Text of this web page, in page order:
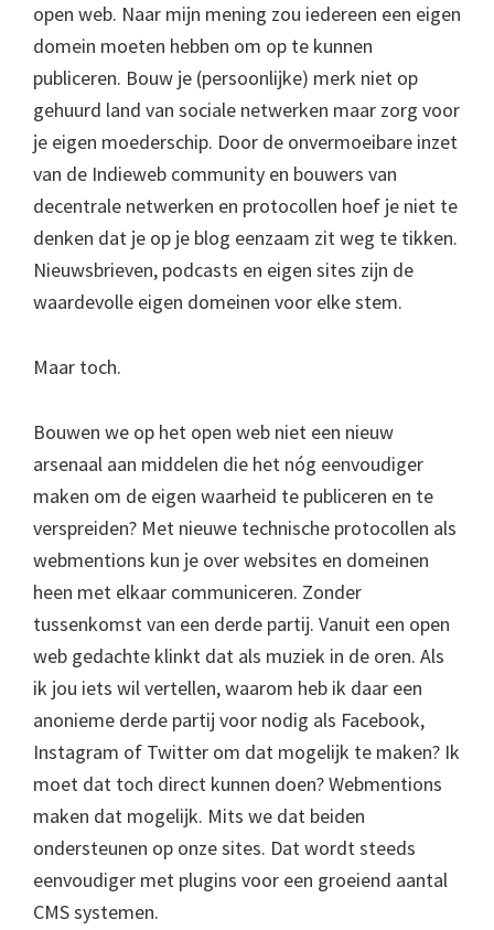
open web. Naar mijn mening zou iedereen een eigen
domein moeten hebben om op te kunnen
publiceren. Bouw je (persoonlijke) merk niet op
gehuurd land van sociale netwerken maar zorg voor
je eigen moederschip. Door de onvermoeibare inzet
van de Indieweb community en bouwers van
decentrale netwerken en protocollen hoef je niet te
denken dat je op je blog eenzaam zit weg te tikken.
Nieuwsbrieven, podcasts en eigen sites zijn de
waardevolle eigen domeinen voor elke stem.
Maar toch.
Bouwen we op het open web niet een nieuw
arsenaal aan middelen die het nóg eenvoudiger
maken om de eigen waarheid te publiceren en te
verspreiden? Met nieuwe technische protocollen als
webmentions kun je over websites en domeinen
heen met elkaar communiceren. Zonder
tussenkomst van een derde partij. Vanuit een open
web gedachte klinkt dat als muziek in de oren. Als
ik jou iets wil vertellen, waarom heb ik daar een
anonieme derde partij voor nodig als Facebook,
Instagram of Twitter om dat mogelijk te maken? Ik
moet dat toch direct kunnen doen? Webmentions
maken dat mogelijk. Mits we dat beiden
ondersteunen op onze sites. Dat wordt steeds
eenvoudiger met plugins voor een groeiend aantal
CMS systemen.